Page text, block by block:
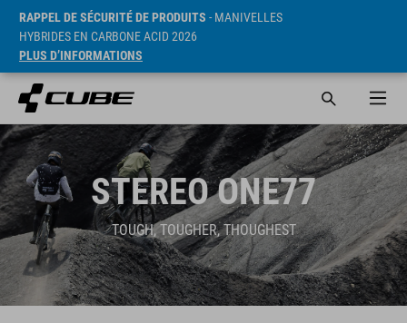
RAPPEL DE SÉCURITÉ DE PRODUITS - MANIVELLES
HYBRIDES EN CARBONE ACID 2026
PLUS D’INFORMATIONS
STEREO ONE77
TOUGH, TOUGHER, THOUGHEST